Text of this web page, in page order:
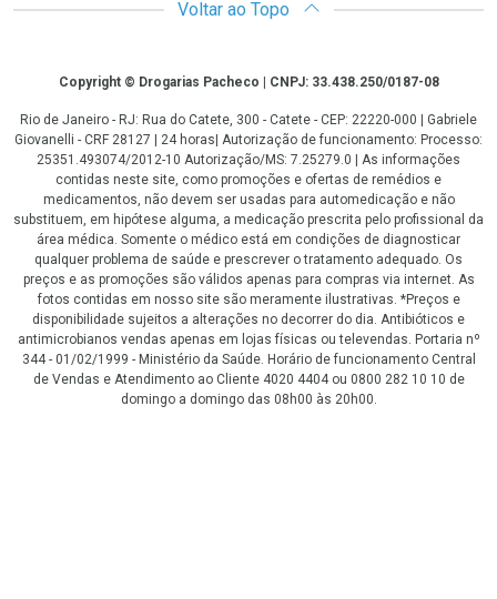
Voltar ao Topo
CopyrightCopyright © Drogarias Pacheco | CNPJ: 33.438.250/0187-08
Rio de Janeiro - RJ: Rua do Catete, 300 - Catete - CEP: 22220-000 | Gabriele
Giovanelli - CRF 28127 | 24 horas| Autorização de funcionamento: Processo:
25351.493074/2012-10 Autorização/MS: 7.25279.0 | As informações
contidas neste site, como promoções e ofertas de remédios e
medicamentos, não devem ser usadas para automedicação e não
substituem, em hipótese alguma, a medicação prescrita pelo profissional da
área médica. Somente o médico está em condições de diagnosticar
qualquer problema de saúde e prescrever o tratamento adequado. Os
preços e as promoções são válidos apenas para compras via internet. As
fotos contidas em nosso site são meramente ilustrativas. *Preços e
disponibilidade sujeitos a alterações no decorrer do dia. Antibióticos e
antimicrobianos vendas apenas em lojas físicas ou televendas. Portaria nº
344 - 01/02/1999 - Ministério da Saúde. Horário de funcionamento Central
de Vendas e Atendimento ao Cliente 4020 4404 ou 0800 282 10 10 de
domingo a domingo das 08h00 às 20h00.